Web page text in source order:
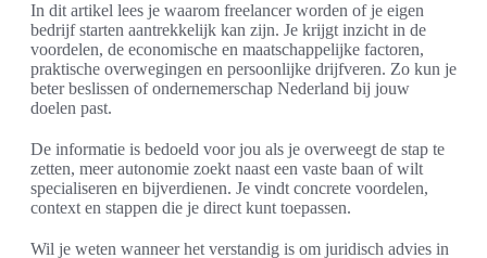
In dit artikel lees je waarom freelancer worden of je eigen
bedrijf starten aantrekkelijk kan zijn. Je krijgt inzicht in de
voordelen, de economische en maatschappelijke factoren,
praktische overwegingen en persoonlijke drijfveren. Zo kun je
beter beslissen of ondernemerschap Nederland bij jouw
doelen past.
De informatie is bedoeld voor jou als je overweegt de stap te
zetten, meer autonomie zoekt naast een vaste baan of wilt
specialiseren en bijverdienen. Je vindt concrete voordelen,
context en stappen die je direct kunt toepassen.
Wil je weten wanneer het verstandig is om juridisch advies in